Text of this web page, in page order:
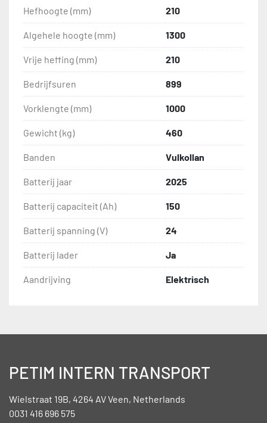
Hefhoogte (mm) 210
Algehele hoogte (mm) 1300
Vrije heffing (mm) 210
Bedrijfsuren 899
Vorklengte (mm) 1000
Gewicht (kg) 460
Banden Vulkollan
Batterij jaar 2025
Batterij capaciteit (Ah) 150
Batterij spanning (V) 24
Batterij lader Ja
Aandrijving Elektrisch
PETIM INTERN TRANSPORT
Wielstraat 19B, 4264 AV Veen, Netherlands
0031 416 696 575